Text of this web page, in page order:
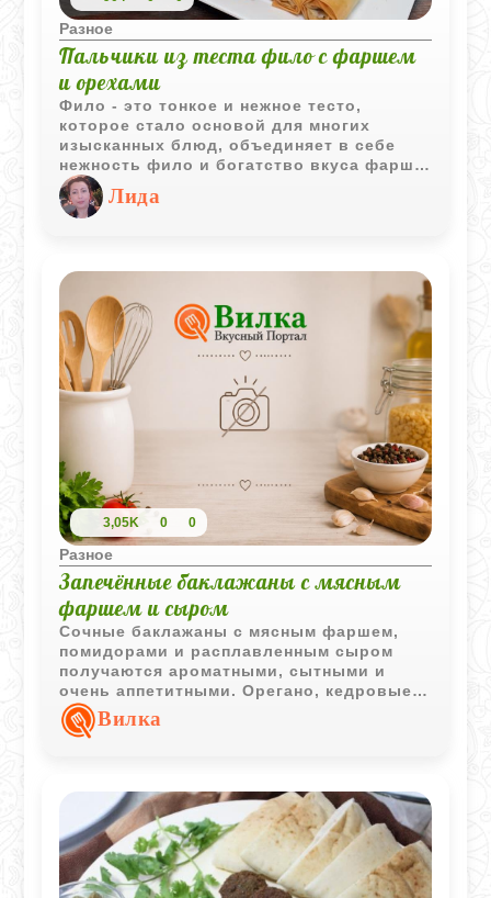
Разное
Пальчики из теста фило с фаршем
и орехами
Фило - это тонкое и нежное тесто,
которое стало основой для многих
изысканных блюд, объединяет в себе
нежность фило и богатство вкуса фарша
с орехами.
Лида
3,05K 0 0
Разное
Запечённые баклажаны с мясным
фаршем и сыром
Сочные баклажаны с мясным фаршем,
помидорами и расплавленным сыром
получаются ароматными, сытными и
очень аппетитными. Орегано, кедровые
орехи и нежная овощная начинка делают
блюдо особенно насыщенным по вкусу.
Вилка